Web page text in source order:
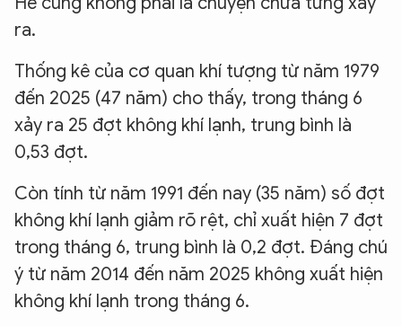
ra.
Thống kê của cơ quan khí tượng từ năm 1979
đến 2025 (47 năm) cho thấy, trong tháng 6
xảy ra 25 đợt không khí lạnh, trung bình là
0,53 đợt.
Còn tính từ năm 1991 đến nay (35 năm) số đợt
không khí lạnh giảm rõ rệt, chỉ xuất hiện 7 đợt
trong tháng 6, trung bình là 0,2 đợt. Đáng chú
ý từ năm 2014 đến năm 2025 không xuất hiện
không khí lạnh trong tháng 6.